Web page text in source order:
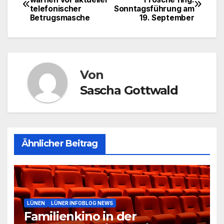
Sonntagsführung am
19. September
telefonischer
Betrugsmasche
Von
Sascha Gottwald
Ähnlicher Beitrag
LÜNEN LÜNER INFOBLOG NEWS
Familienkino in der